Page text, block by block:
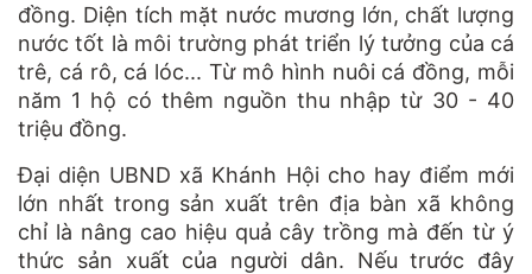
đồng. Diện tích mặt nước mương lớn, chất lượng
nước tốt là môi trường phát triển lý tưởng của cá
trê, cá rô, cá lóc... Từ mô hình nuôi cá đồng, mỗi
năm 1 hộ có thêm nguồn thu nhập từ 30 - 40
triệu đồng.
Đại diện UBND xã Khánh Hội cho hay điểm mới
lớn nhất trong sản xuất trên địa bàn xã không
chỉ là nâng cao hiệu quả cây trồng mà đến từ ý
thức sản xuất của người dân. Nếu trước đây